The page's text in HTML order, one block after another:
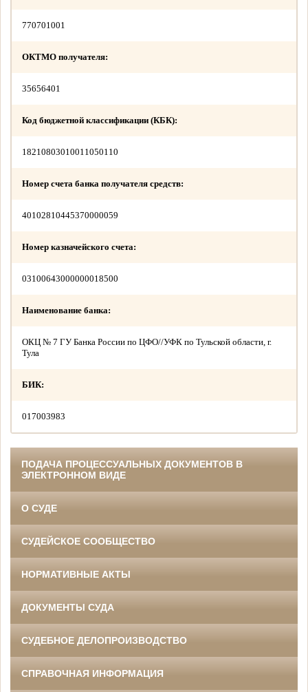
770701001
ОКТМО получателя:
35656401
Код бюджетной классификации (КБК):
18210803010011050110
Номер счета банка получателя средств:
40102810445370000059
Номер казначейского счета:
03100643000000018500
Наименование банка:
ОКЦ № 7 ГУ Банка России по ЦФО//УФК по Тульской области, г.
Тула
БИК:
017003983
ПОДАЧА ПРОЦЕССУАЛЬНЫХ ДОКУМЕНТОВ В
ЭЛЕКТРОННОМ ВИДЕ
О СУДЕ
СУДЕЙСКОЕ СООБЩЕСТВО
НОРМАТИВНЫЕ АКТЫ
ДОКУМЕНТЫ СУДА
СУДЕБНОЕ ДЕЛОПРОИЗВОДСТВО
СПРАВОЧНАЯ ИНФОРМАЦИЯ